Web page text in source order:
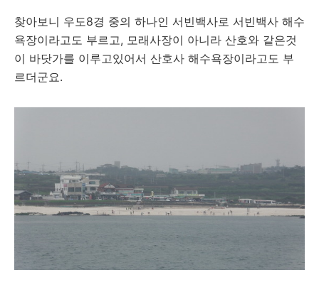
찾아보니 우도8경 중의 하나인 서빈백사로 서빈백사 해수
욕장이라고도 부르고, 모래사장이 아니라 산호와 같은것
이 바닷가를 이루고있어서 산호사 해수욕장이라고도 부
르더군요.